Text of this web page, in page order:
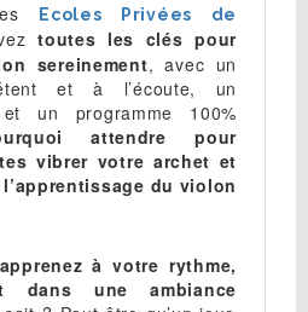
Ecoles Privées de
toutes les clés pour
sereinement, avec un
et à l’écoute, un
un programme 100%
attendre pour
vibrer votre archet et
du violon
à votre rythme,
dans une ambiance